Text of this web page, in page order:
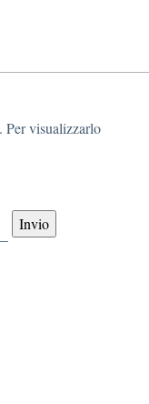
Per visualizzarlo